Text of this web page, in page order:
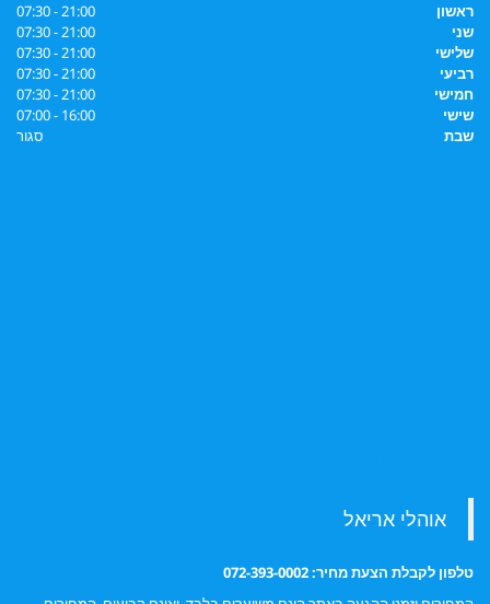
ראשון
21:00 - 07:30
שני
21:00 - 07:30
שלישי
21:00 - 07:30
רביעי
21:00 - 07:30
חמישי
21:00 - 07:30
שישי
16:00 - 07:00
שבת
סגור
טלפון לקבלת הצעת מחיר: 072-393-0002